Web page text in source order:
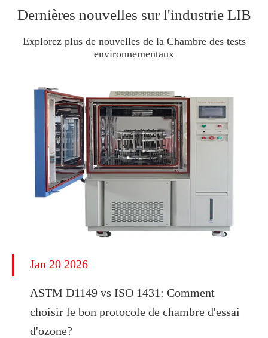
Dernières nouvelles sur l'industrie LIB
Explorez plus de nouvelles de la Chambre des tests
environnementaux
Jan 20 2026
ASTM D1149 vs ISO 1431: Comment
choisir le bon protocole de chambre d'essai
d'ozone?